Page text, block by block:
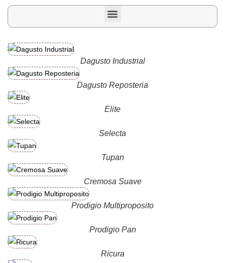
Dagusto Industrial
Dagusto Reposteria
Elite
Selecta
Tupan
Cremosa Suave
Prodigio Multiproposito
Prodigio Pan
Ricura